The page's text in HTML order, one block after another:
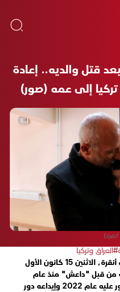
قتل والديه.. إعادة
إلى عمه (صور)
#العراق وتركيا
أعلنت السفارة العراقية في أنقرة، الاثنين 15 كانون الأول
من قبل "داعش" منذ عام
2014، إلى ذويه، بعد العثور عليه عام 2022 وإيداعه دور